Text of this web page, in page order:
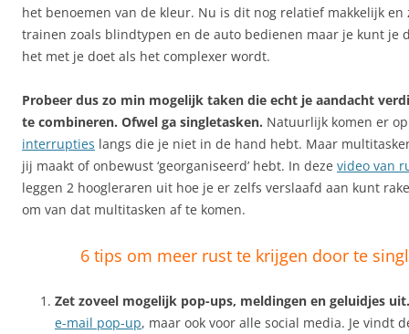
het benoemen van de kleur. Nu is dit nog relatief makkelijk en
trainen zoals blindtypen en de auto bedienen maar je kunt je
het met je doet als het complexer wordt.
Probeer dus zo min mogelijk taken die echt je aandacht
te combineren. Ofwel ga singletasken. Natuurlijk komen er
interrupties langs die je niet in de hand hebt. Maar
jij maakt of onbewust ‘georganiseerd’ hebt. In deze video van
leggen 2 hoogleraren uit hoe je er zelfs verslaafd aan kunt
om van dat multitasken af te komen.
6 tips om meer rust te krijgen door te
Zet zoveel mogelijk pop-ups, meldingen en geluidjes uit.
e-mail pop-up, maar ook voor alle social media. Je vindt